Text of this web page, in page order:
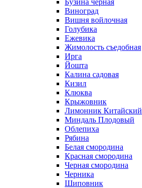
Бузина черная
Виноград
Вишня войлочная
Голубика
Ежевика
Жимолость съедобная
Ирга
Йошта
Калина садовая
Кизил
Клюква
Крыжовник
Лимонник Китайский
Миндаль Плодовый
Облепиха
Рябина
Белая смородина
Красная смородина
Черная смородина
Черника
Шиповник